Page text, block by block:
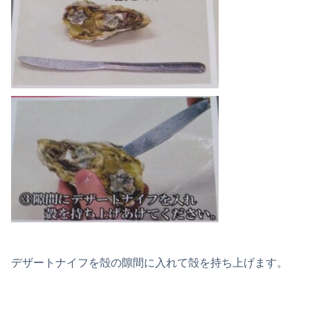
デザートナイフを殻の隙間に入れて殻を持ち上げます。